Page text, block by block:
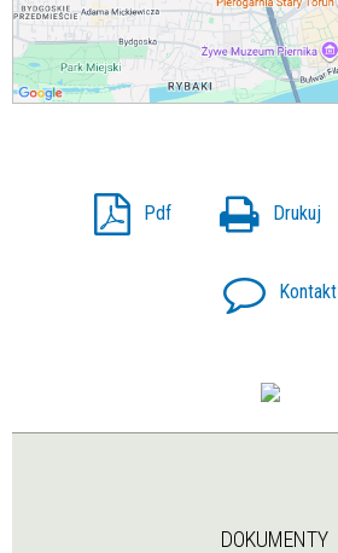
Pdf Drukuj
Kontakt
DOKUMENTY